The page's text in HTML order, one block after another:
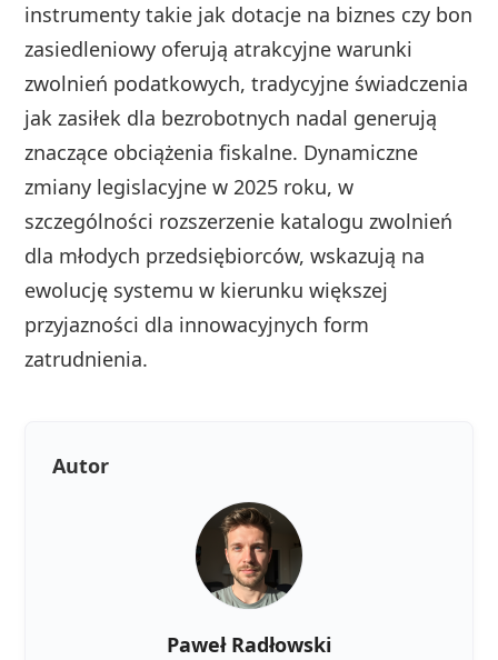
instrumenty takie jak dotacje na biznes czy bon
zasiedleniowy oferują atrakcyjne warunki
zwolnień podatkowych, tradycyjne świadczenia
jak zasiłek dla bezrobotnych nadal generują
znaczące obciążenia fiskalne. Dynamiczne
zmiany legislacyjne w 2025 roku, w
szczególności rozszerzenie katalogu zwolnień
dla młodych przedsiębiorców, wskazują na
ewolucję systemu w kierunku większej
przyjazności dla innowacyjnych form
zatrudnienia.
Autor
Paweł Radłowski